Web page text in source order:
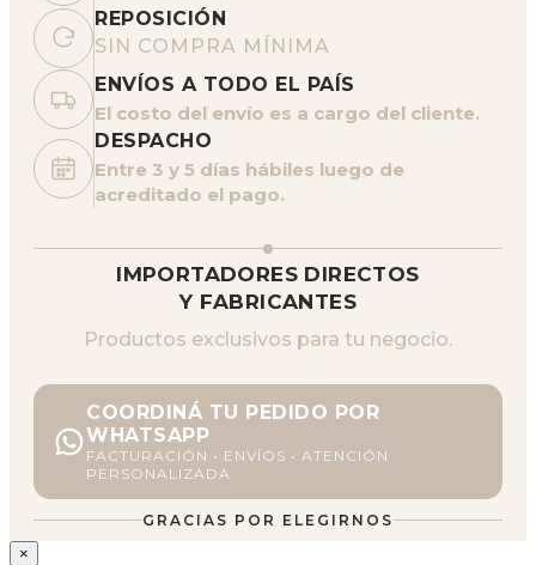
REPOSICIÓN
SIN COMPRA MÍNIMA
ENVÍOS A TODO EL PAÍS
El costo del envío es a cargo del cliente.
DESPACHO
Entre 3 y 5 días hábiles luego de
acreditado el pago.
IMPORTADORES DIRECTOS
Y FABRICANTES
Productos exclusivos para tu negocio.
COORDINÁ TU PEDIDO POR
WHATSAPP
FACTURACIÓN • ENVÍOS • ATENCIÓN
PERSONALIZADA
GRACIAS POR ELEGIRNOS
×